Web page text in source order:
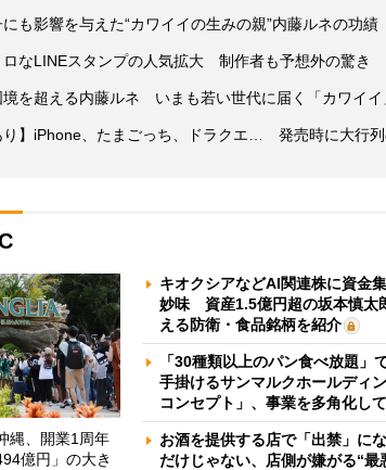
も影響を与えた“カワイイの生みの親”内藤ルネの功績
ロなLINEスタンプの人気拡大 制作者も予想外の驚き
境を超える内藤ルネ いまも若い世代に届く「カワイイ
り】iPhone、たまごっち、ドラクエ… 発売時に大行
縄、開業1周年
億円」の大き
キオクシアなどAI関連株に資金
妙味 資産1.5億円超の坂本慎太
える防衛・食品銘柄を紹介
「30種類以上のパン食べ放題
手掛けるサンマルクホールディ
コンセプト」、事業を多角化し
お酒を提供する店で「出禁」に
だけじゃない、店側が嫌がる“最